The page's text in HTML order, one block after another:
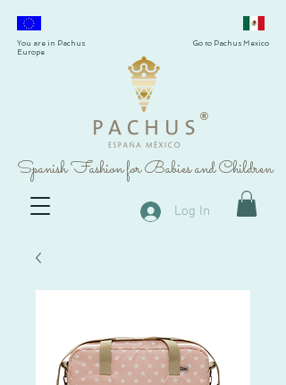
®
Spanish Fashion for Babies and Children
You are in Pachus
Europe
Go to Pachus Mexico
Log In